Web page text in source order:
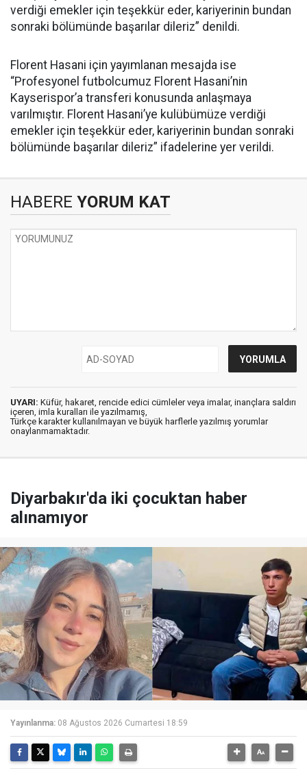
verdiği emekler için teşekkür eder, kariyerinin bundan
sonraki bölümünde başarılar dileriz” denildi.
Florent Hasani için yayımlanan mesajda ise
“Profesyonel futbolcumuz Florent Hasani’nin
Kayserispor’a transferi konusunda anlaşmaya
varılmıştır. Florent Hasani’ye kulübümüze verdiği
emekler için teşekkür eder, kariyerinin bundan sonraki
bölümünde başarılar dileriz” ifadelerine yer verildi.
HABERE YORUM KAT
UYARI: Küfür, hakaret, rencide edici cümleler veya imalar, inançlara saldırı
içeren, imla kuralları ile yazılmamış,
Türkçe karakter kullanılmayan ve büyük harflerle yazılmış yorumlar
onaylanmamaktadır.
Diyarbakır'da iki çocuktan haber
alınamıyor
Yayınlanma: 08 Ağustos 2026 Cumartesi 18:59